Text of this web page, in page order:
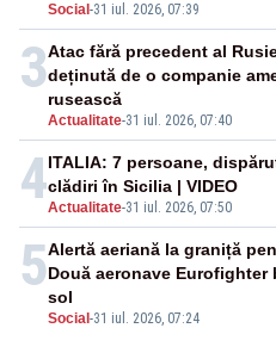
Social -31 iul. 2026, 07:39
3
Actualitate-31 iul. 2026, 07:40
Atac fără precedent al
deținută de o companie
rusească
4Actualitate-31 iul. 2026, 07:50
ITALIA: 7 persoane,
clădiri în Sicilia | VIDEO
5
Social -31 iul. 2026, 07:24
Alertă aeriană la graniță
Două aeronave
sol